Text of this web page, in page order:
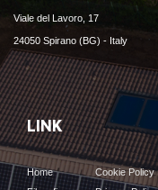
Viale del Lavoro, 17
24050 Spirano (BG) - Italy
LINK
Home
Cookie Policy